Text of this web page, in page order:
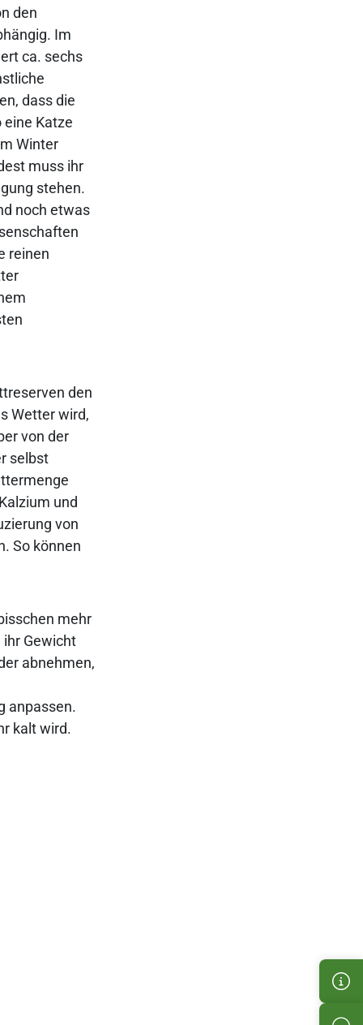
den
Im
ca. sechs
dass die
eine Katze
Winter
muss ihr
stehen.
noch etwas
reinen
den
Wetter wird,
von der
selbst
und
von
So können
mehr
Gewicht
abnehmen,
anpassen.
kalt wird.